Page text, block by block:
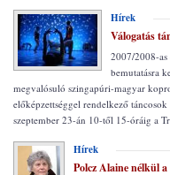
Hírek
Válogatás
2007/2008-as
bemutatásra
megvalósuló szingapúri-magyar
előképzettséggel rendelkező
szeptember 23-án 10-től 15-óráig a
Hírek
Polcz Alaine nélkül